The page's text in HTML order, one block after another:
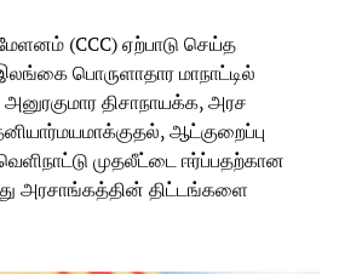
(CCC) ஏற்பாடு செய்த
பொருளாதார மாநாட்டில்
திசாநாயக்க, அரச
ஆட்குறைப்பு
முதலீட்டை ஈர்ப்பதற்கான
அரசாங்கத்தின் திட்டங்களை